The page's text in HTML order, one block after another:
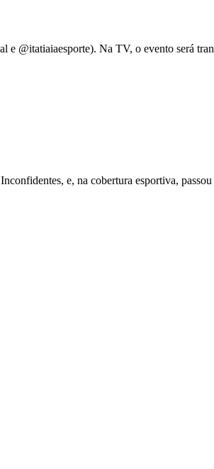
@itatiaiaesporte). Na TV, o evento será
e, na cobertura esportiva,